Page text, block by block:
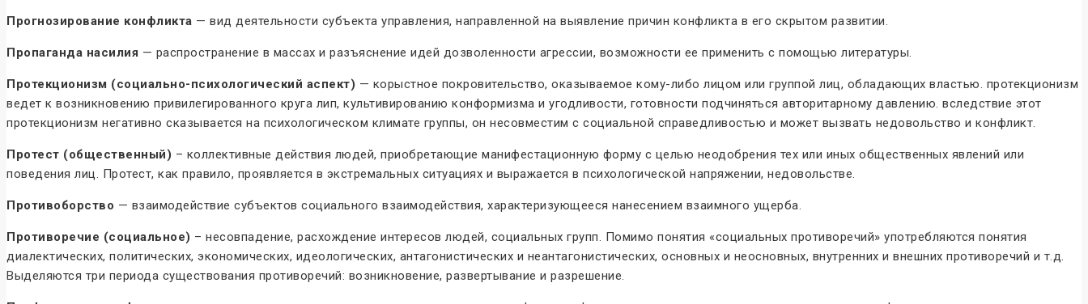
Прогнозирование конфликта — вид деятельности субъекта управления, направленной на выявление причин конфликта в его скрытом развитии.
Пропаганда насилия — распространение в массах и разъяснение идей дозволенности агрессии, возможности ее применить с помощью литературы.
Протекционизм (социально-психологический аспект) — корыстное покровительство, оказываемое кому-либо лицом или группой лиц, обладающих властью. протекционизм
ведет к возникновению привилегированного круга лип, культивированию конформизма и угодливости, готовности подчиняться авторитарному давлению. вследствие этот
протекционизм негативно сказывается на психологическом климате группы, он несовместим с социальной справедливостью и может вызвать недовольство и конфликт.
Протест (общественный) – коллективные действия людей, приобретающие манифестационную форму с целью неодобрения тех или иных общественных явлений или
поведения лиц. Протест, как правило, проявляется в экстремальных ситуациях и выражается в психологической напряжении, недовольстве.
Противоборство — взаимодействие субъектов социального взаимодействия, характеризующееся нанесением взаимного ущерба.
Противоречие (социальное) – несовпадение, расхождение интересов людей, социальных групп. Помимо понятия «социальных противоречий» употребляются понятия
диалектических, политических, экономических, идеологических, антагонистических и неантагонистических, основных и неосновных, внутренних и внешних противоречий и т.д.
Выделяются три периода существования противоречий: возникновение, развертывание и разрешение.